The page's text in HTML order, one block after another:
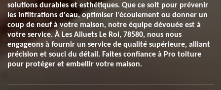
solutions durables et esthétiques. Que ce soit pour prévenir
les infiltrations d'eau, optimiser l'écoulement ou donner un
coup de neuf à votre maison, notre équipe dévouée est à
votre service. À Les Alluets Le Roi, 78580, nous nous
engageons à fournir un service de qualité supérieure, alliant
précision et souci du détail. Faites confiance à Pro toiture
pour protéger et embellir votre maison.